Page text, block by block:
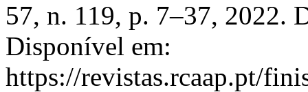
57, n. 119, p. 7–37, 2022.
Disponível em:
https://revistas.rcaap.pt/